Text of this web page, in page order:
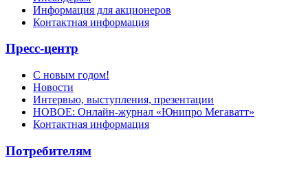
Информация для акционеров
Контактная информация
Пресс-центр
С новым годом!
Новости
Интервью, выступления, презентации
НОВОЕ: Онлайн-журнал «Юнипро Мегаватт»
Контактная информация
Потребителям